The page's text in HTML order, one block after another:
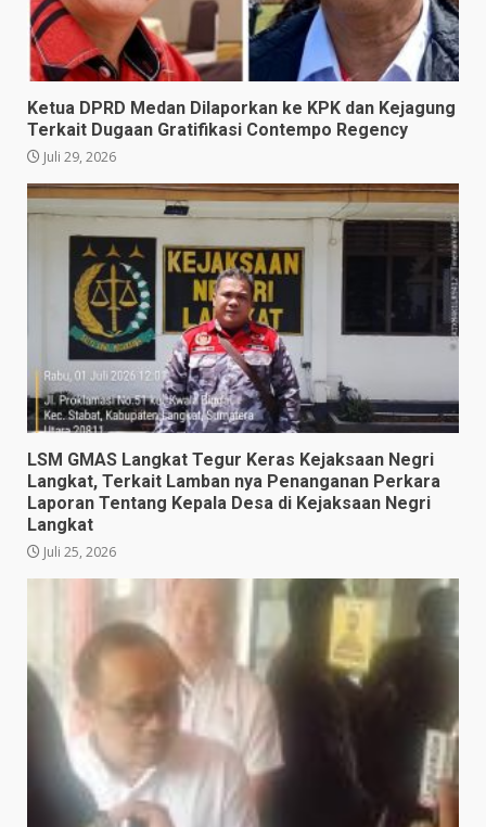
Ketua DPRD Medan Dilaporkan ke KPK dan Kejagung
Terkait Dugaan Gratifikasi Contempo Regency
Juli 29, 2026
LSM GMAS Langkat Tegur Keras Kejaksaan Negri
Langkat, Terkait Lamban nya Penanganan Perkara
Laporan Tentang Kepala Desa di Kejaksaan Negri
Langkat
Juli 25, 2026